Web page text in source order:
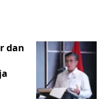
dan